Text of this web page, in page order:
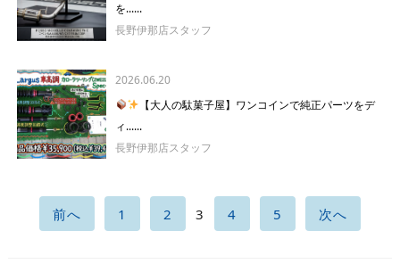
を......
長野伊那店スタッフ
2026.06.20
【大人の駄菓子屋】ワンコインで純正パーツをデ
ィ......
長野伊那店スタッフ
前へ 1 2 3 4 5 次へ